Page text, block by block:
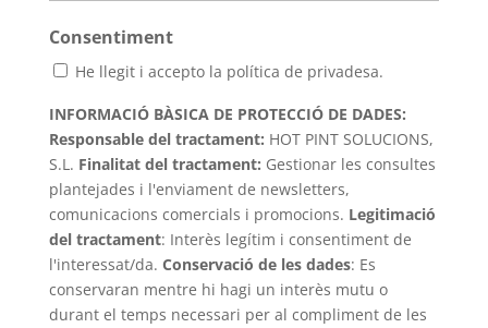
Consentiment
He llegit i accepto la política de privadesa.
INFORMACIÓ BÀSICA DE PROTECCIÓ DE DADES:
Responsable del tractament: HOT PINT SOLUCIONS,
S.L. Finalitat del tractament: Gestionar les consultes
plantejades i l'enviament de newsletters,
comunicacions comercials i promocions. Legitimació
del tractament: Interès legítim i consentiment de
l'interessat/da. Conservació de les dades: Es
conservaran mentre hi hagi un interès mutu o
durant el temps necessari per al compliment de les